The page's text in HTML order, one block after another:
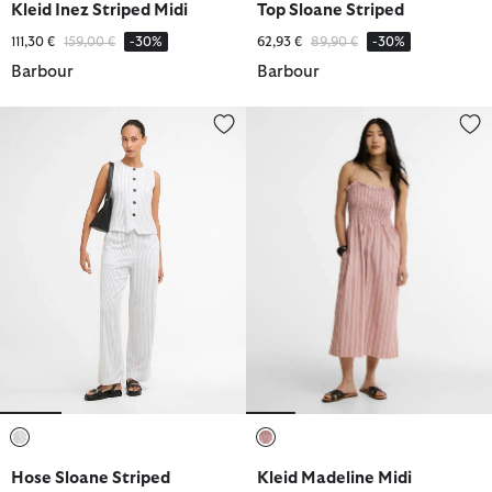
Kleid Inez Striped Midi
111,30 € Reduziert von
159,00 €bis-30%
Barbour
Top Sloane Striped
62,93 € Reduziert von
89,90 €bis-30%
Barbour
Hose Sloane Striped Straight-Leg
Hose Sloane Striped
Kleid Madeline Midi
Kleid Madeline Midi